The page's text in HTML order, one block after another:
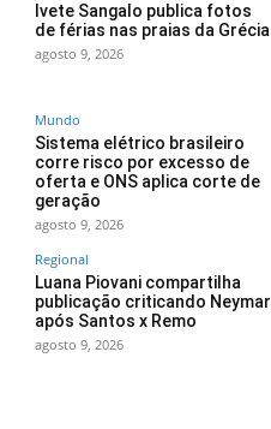
Ivete Sangalo publica fotos
de férias nas praias da Grécia
agosto 9, 2026
Mundo
Sistema elétrico brasileiro
corre risco por excesso de
oferta e ONS aplica corte de
geração
agosto 9, 2026
Regional
Luana Piovani compartilha
publicação criticando Neymar
após Santos x Remo
agosto 9, 2026